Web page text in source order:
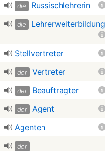
die Russischlehrerin
die Lehrerweiterbildung
Stellvertreter
der Vertreter
der Beauftragter
der Agent
Agenten
der